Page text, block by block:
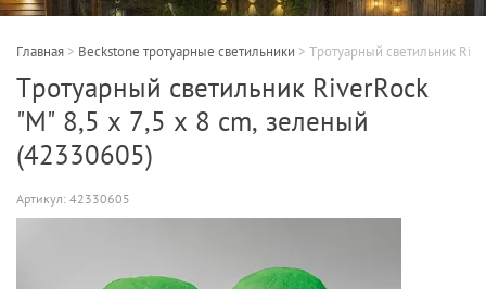
Главная > Beckstone тротуарные светильники > Тротуарный светильник
Тротуарный светильник RiverRock
"M" 8,5 x 7,5 x 8 cm, зеленый
(42330605)
Артикул: 42330605